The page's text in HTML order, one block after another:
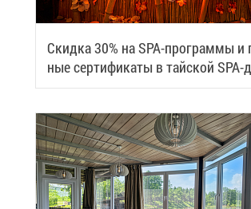
Скид­ка 30% на SPA-про­грам­мы
ные сер­ти­фи­ка­ты в тай­ской SPA-
Samui